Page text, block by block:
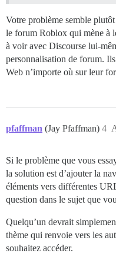
Votre problème semble
le forum Roblox qui mène à
à voir avec Discourse lui-
personnalisation de forum.
Web n’importe où sur leur
pfaffman (Jay Pfaffman) 4
Si le problème que vous
la solution est d’ajouter la
éléments vers différentes
question dans le sujet que
Quelqu’un devrait
thème qui renvoie vers les
souhaitez accéder.